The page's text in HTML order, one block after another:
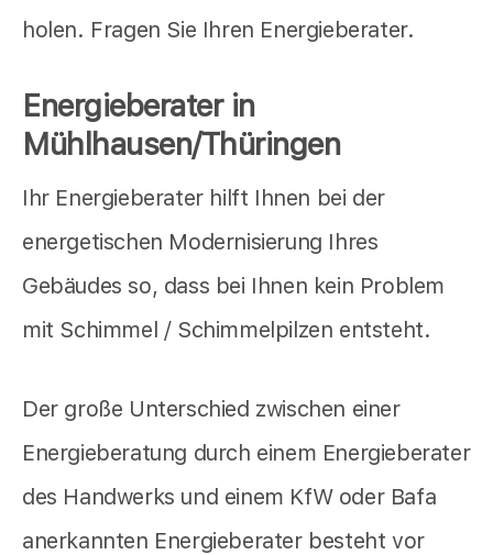
holen. Fragen Sie Ihren Energieberater.
Energieberater in
Mühlhausen/Thüringen
Ihr Energieberater hilft Ihnen bei der
energetischen Modernisierung Ihres
Gebäudes so, dass bei Ihnen kein Problem
mit Schimmel / Schimmelpilzen entsteht.
Der große Unterschied zwischen einer
Energieberatung durch einem Energieberater
des Handwerks und einem KfW oder Bafa
anerkannten Energieberater besteht vor